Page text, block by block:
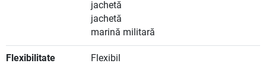
jachetă
jachetă
marină militară
Flexibilitate Flexibil